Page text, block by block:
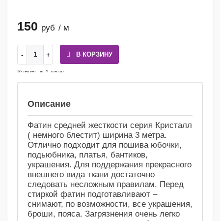
150 руб / м
В КОРЗИНУ
Купить в 1 клик
Описание
Фатин средней жесткости серия Кристалл
( немного блестит) ширина 3 метра.
Отлично подходит для пошива юбочки,
подьюбника, платья, бантиков,
украшения. Для поддержания прекрасного
внешнего вида ткани достаточно
следовать несложным правилам. Перед
стиркой фатин подготавливают –
снимают, по возможности, все украшения,
броши, пояса. Загрязнения очень легко